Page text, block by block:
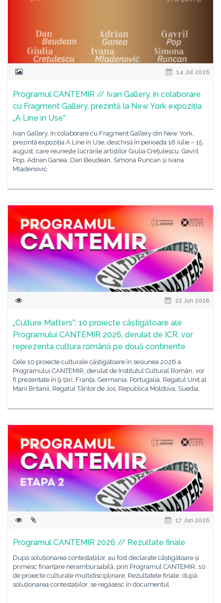
14 Jul 2026
Programul CANTEMIR // Ivan Gallery, în colaborare
cu Fragment Gallery, prezintă la New York expoziția
„A Line in Use”
Ivan Gallery, în colaborare cu Fragment Gallery din New York,
prezintă expoziția A Line in Use, deschisă în perioada 16 iulie – 15
august, care reunește lucrările artiștilor Giulia Crețulescu, Gavril
Pop, Adrian Ganea, Dan Beudean, Simona Runcan și Ivana
Mladenović.
22 Jun 2026
„Culture Matters”: 10 proiecte câștigătoare ale
Programului CANTEMIR 2026, derulat de ICR, vor
reprezenta cultura română pe două continente
Cele 10 proiecte culturale câștigătoare în sesiunea 2026 a
Programului CANTEMIR, derulat de Institutul Cultural Român, vor
fi prezentate în 9 țări: Franța, Germania, Portugalia, Regatul Unit al
Marii Britanii, Regatul Țărilor de Jos, Republica Moldova, Suedia,
17 Jun 2026
Programul CANTEMIR 2026 // Rezultate finale
După soluționarea contestațiilor, au fost declarate câștigătoare și
primesc finanțare nerambursabilă, prin Programul CANTEMIR, 10
de proiecte culturale multidisciplinare. Rezultatele finale, după
soluționarea contestațiilor, se regăsesc în documentul